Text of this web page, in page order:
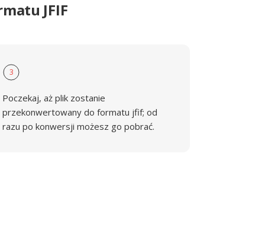
JFIF
3
Poczekaj, aż plik zostanie
przekonwertowany do formatu jfif; od
razu po konwersji możesz go pobrać.